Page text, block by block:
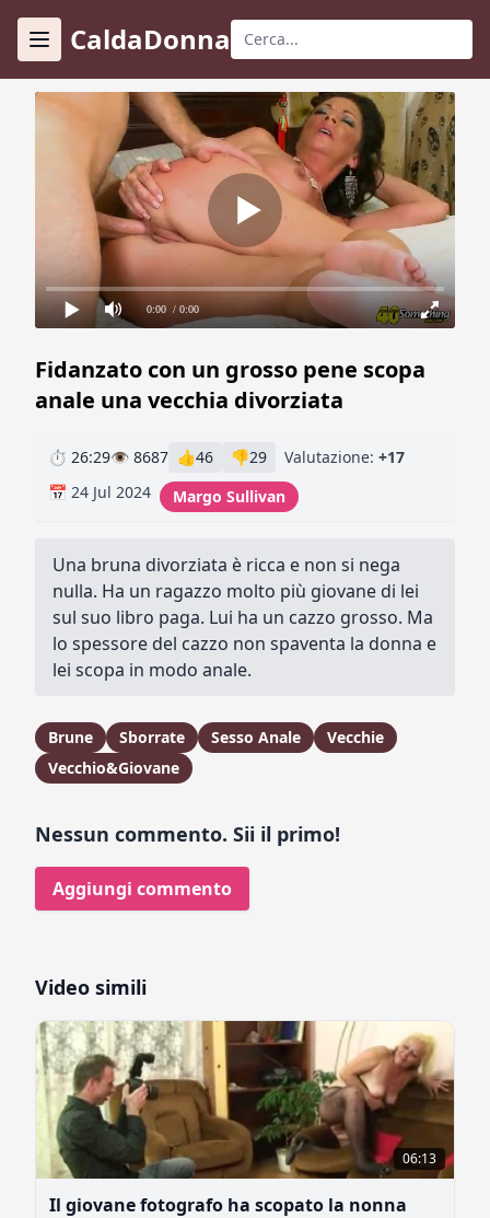
CaldaDonna
0:00 / 0:00
Fidanzato con un grosso pene scopa
anale una vecchia divorziata
⏱ 26:29👁 8687 👍46 👎29 Valutazione: +17
📅 24 Jul 2024
Margo Sullivan
Una bruna divorziata è ricca e non si nega
nulla. Ha un ragazzo molto più giovane di lei
sul suo libro paga. Lui ha un cazzo grosso. Ma
lo spessore del cazzo non spaventa la donna e
lei scopa in modo anale.
Brune Sborrate Sesso Anale
Vecchie
Vecchio&Giovane
Nessun commento. Sii il primo!
Aggiungi commento
Video simili
06:13
Il giovane fotografo ha scopato la nonna